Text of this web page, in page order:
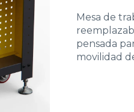
Mesa de
pensada
movilidad